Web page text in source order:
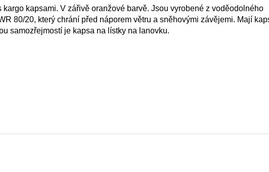
kargo kapsami. V zářivě oranžové barvě. Jsou vyrobené z voděodolného
80/20, který chrání před náporem větru a sněhovými závějemi. Mají
samozřejmostí je kapsa na lístky na lanovku.